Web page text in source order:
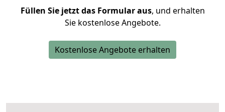
Füllen Sie jetzt das Formular aus, und erhalten
Sie kostenlose Angebote.
Kostenlose Angebote erhalten